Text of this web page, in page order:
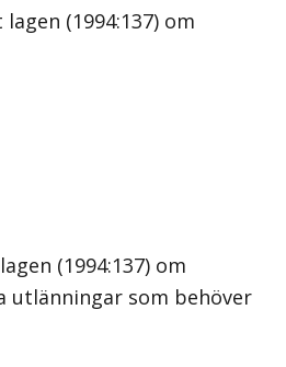
(1994:137) om
(1994:137) om
utlänningar som behöver